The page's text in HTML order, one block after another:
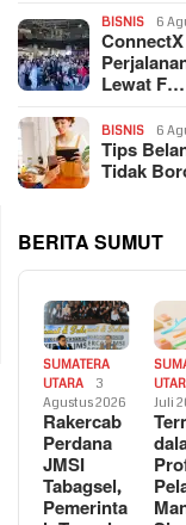
BISNIS 6
Lewat F…
BISNIS 6
Tips
Tidak
BERITA SUMUT
SUMATERA
UTARA
3
Agustus 2026
Rakercab
Perdana
JMSI
Tabagsel,
Pemerinta
Juli